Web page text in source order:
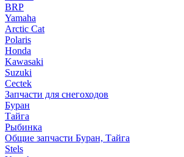
BRP
Yamaha
Arctic Cat
Polaris
Honda
Kawasaki
Suzuki
Cectek
Запчасти для снегоходов
Буран
Тайга
Рыбинка
Общие запчасти Буран, Тайга
Stels